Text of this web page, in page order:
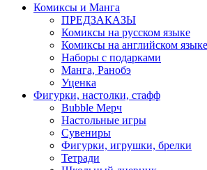
Комиксы и Манга
ПРЕДЗАКАЗЫ
Комиксы на русском языке
Комиксы на английском языке
Наборы с подарками
Манга, Ранобэ
Уценка
Фигурки, настолки, стафф
Bubble Мерч
Настольные игры
Сувениры
Фигурки, игрушки, брелки
Тетради